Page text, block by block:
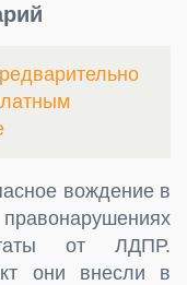
вождение в
от ЛДПР.
они внесли в